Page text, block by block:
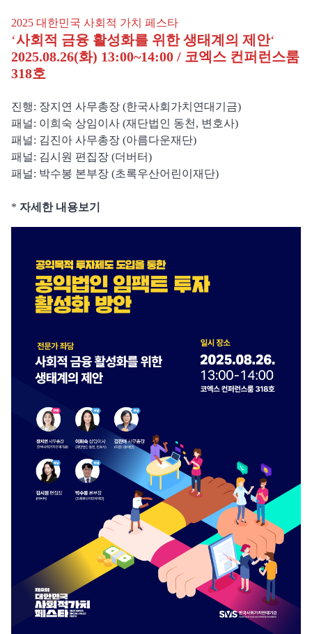
2025 대한민국 사회적 가치 페스타
‘사회적 금융 활성화를 위한 생태계의 제안‘
2025.08.26(화) 13:00~14:00 / 코엑스 컨퍼런스룸
318호
진행: 장지연 사무총장 (한국사회가치연대기금)
패널: 이희숙 상임이사 (재단법인 동천, 변호사)
패널: 김진아 사무총장 (아름다운재단)
패널: 김시원 편집장 (더버터)
패널: 박수봉 본부장 (초록우산어린이재단)
* 자세한 내용보기